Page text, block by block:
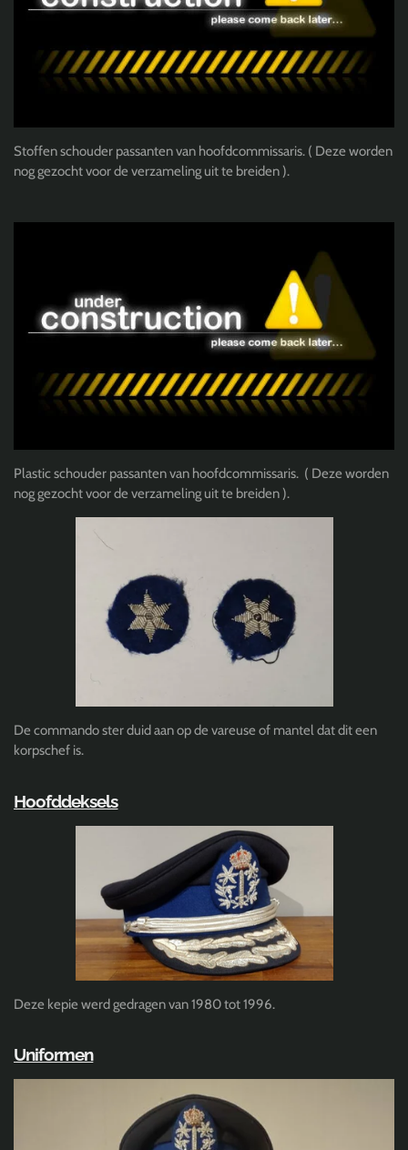
Stoffen schouder passanten van hoofdcommissaris. ( Deze worden
nog gezocht voor de verzameling uit te breiden ).
Plastic schouder passanten van hoofdcommissaris. ( Deze worden
nog gezocht voor de verzameling uit te breiden ).
De commando ster duid aan op de vareuse of mantel dat dit een
korpschef is.
Hoofddeksels
Deze kepie werd gedragen van 1980 tot 1996.
Uniformen